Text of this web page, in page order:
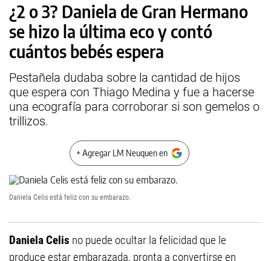
¿2 o 3? Daniela de Gran Hermano
se hizo la última eco y contó
cuántos bebés espera
Pestañela dudaba sobre la cantidad de hijos
que espera con Thiago Medina y fue a hacerse
una ecografía para corroborar si son gemelos o
trillizos.
+ Agregar LM Neuquen en
Daniela Celis está feliz con su embarazo.
Daniela Celis no puede ocultar la felicidad que le
produce estar embarazada, pronta a convertirse en